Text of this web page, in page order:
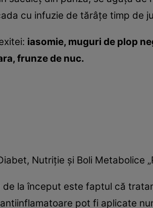
cu infuzie de tărâţe timp de
iasomie, muguri de plop
frunze de nuc.
Nutriţie şi Boli Metabolice
la început este faptul că
pot fi aplicate